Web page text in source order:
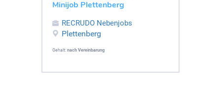
Minijob Plettenberg
RECRUDO Nebenjobs
Plettenberg
Gehalt: nach Vereinbarung